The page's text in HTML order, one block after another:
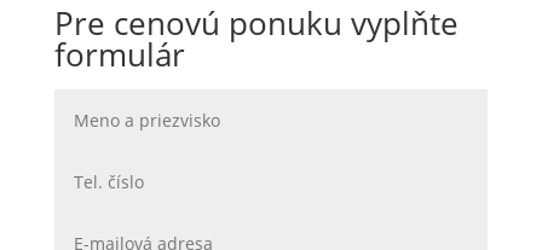
Pre cenovú ponuku vyplňte
formulár